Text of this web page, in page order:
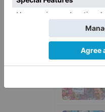
2
3